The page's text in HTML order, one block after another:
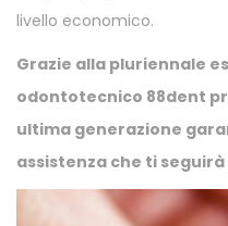
livello economico.
Grazie alla pluriennale
odontotecnico 88dent
ultima generazione
assistenza che ti